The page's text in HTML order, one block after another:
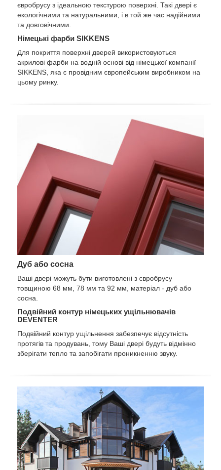
євробрусу з ідеальною текстурою поверхні. Такі двері є
екологічними та натуральними, і в той же час надійними
та довговічними.
Німецькі фарби SIKKENS
Для покриття поверхні дверей використовуються
акрилові фарби на водній основі від німецької компанії
SIKKENS, яка є провідним європейським виробником на
цьому ринку.
Дуб або сосна
Ваші двері можуть бути виготовлені з євробрусу
товщиною 68 мм, 78 мм та 92 мм, матеріал - дуб або
сосна.
Подвійний контур німецьких ущільнювачів
DEVENTER
Подвійний контур ущільнення забезпечує відсутність
протягів та продувань, тому Ваші двері будуть відмінно
зберігати тепло та запобігати проникненню звуку.